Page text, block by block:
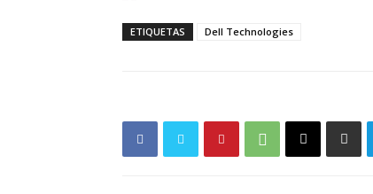
ETIQUETAS Dell Technologies